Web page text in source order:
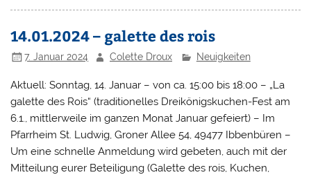
14.01.2024 – galette des rois
7. Januar 2024 Colette Droux Neuigkeiten
Aktuell: Sonntag, 14. Januar – von ca. 15:00 bis 18:00 – „La
galette des Rois“ (traditionelles Dreikönigskuchen-Fest am
6.1., mittlerweile im ganzen Monat Januar gefeiert) – Im
Pfarrheim St. Ludwig, Groner Allee 54, 49477 Ibbenbüren –
Um eine schnelle Anmeldung wird gebeten, auch mit der
Mitteilung eurer Beteiligung (Galette des rois, Kuchen,